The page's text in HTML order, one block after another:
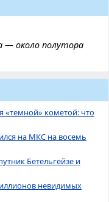
— около полутора
«темной» кометой: что
на МКС на восемь
Бетельгейзе и
невидимых